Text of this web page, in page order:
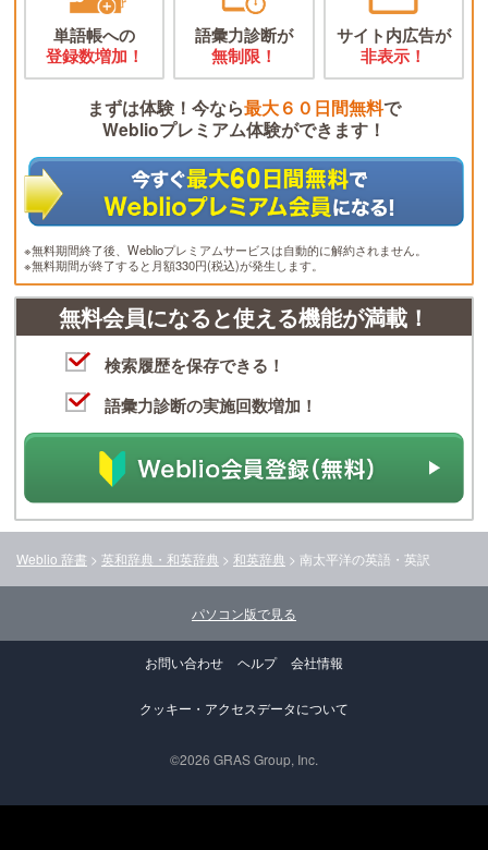
単語帳への
登録数増加！
語彙力診断が
無制限！
サイト内広告が
非表示！
まずは体験！今なら最大６０日間無料で
Weblioプレミアム体験ができます！
※無料期間終了後、Weblioプレミアムサービスは自動的に解約されません。
※無料期間が終了すると月額330円(税込)が発生します。
無料会員になると使える機能が満載！
検索履歴を保存できる！
語彙力診断の実施回数増加！
Weblio 辞書 > 英和辞典・和英辞典 > 和英辞典 > 南太平洋の英語・英訳
パソコン版で見る
お問い合わせ ヘルプ 会社情報
クッキー・アクセスデータについて
©2026 GRAS Group, Inc.